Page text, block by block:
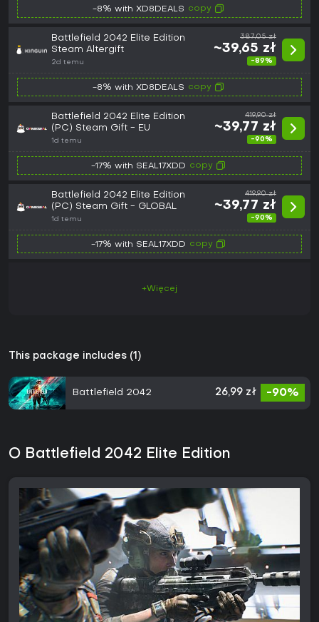
-8% with XD8DEALS copy
Battlefield 2042 Elite Edition
Steam Altergift
2d temu
387,05 zł
~39,65 zł
-89%
-8% with XD8DEALS copy
Battlefield 2042 Elite Edition
(PC) Steam Gift - EU
1d temu
419,90 zł
~39,77 zł
-90%
-17% with SEAL17XDD copy
Battlefield 2042 Elite Edition
(PC) Steam Gift - GLOBAL
1d temu
419,90 zł
~39,77 zł
-90%
-17% with SEAL17XDD copy
+Więcej
This package includes (1)
Battlefield 2042 26,99 zł -90%
O Battlefield 2042 Elite Edition